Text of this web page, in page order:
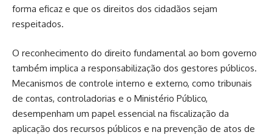
forma eficaz e que os direitos dos cidadãos sejam
respeitados.
O reconhecimento do direito fundamental ao bom governo
também implica a responsabilização dos gestores públicos.
Mecanismos de controle interno e externo, como tribunais
de contas, controladorias e o Ministério Público,
desempenham um papel essencial na fiscalização da
aplicação dos recursos públicos e na prevenção de atos de